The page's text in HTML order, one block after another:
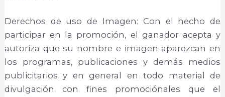
Derechos de uso de Imagen: Con el hecho de
participar en la promoción, el ganador acepta y
autoriza que su nombre e imagen aparezcan en
los programas, publicaciones y demás medios
publicitarios y en general en todo material de
divulgación con fines promociónales que el